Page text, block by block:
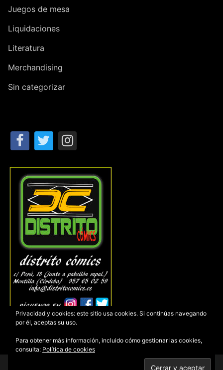
Juegos de mesa
Liquidaciones
Literatura
Merchandising
Sin categorizar
Privacidad y cookies: este sitio usa cookies. Si continúas navegando
por él, aceptas su uso.
Para obtener más información, incluido cómo gestionar las cookies,
consulta: Política de cookies